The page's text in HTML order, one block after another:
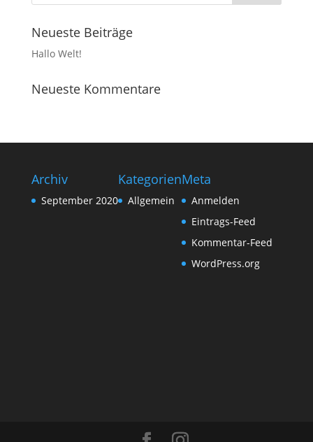
Neueste Beiträge
Hallo Welt!
Neueste Kommentare
Archiv
September 2020
Kategorien
Allgemein
Meta
Anmelden
Eintrags-Feed
Kommentar-Feed
WordPress.org